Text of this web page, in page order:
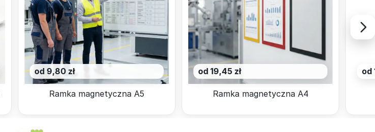
od 9,80 zł
Ramka magnetyczna A5
od 19,45 zł
Ramka magnetyczna A4
od